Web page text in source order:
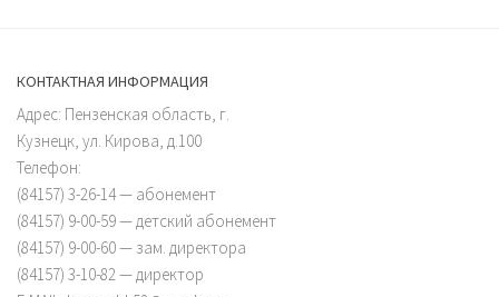
КОНТАКТНАЯ ИНФОРМАЦИЯ
Адрес: Пензенская область, г.
Кузнецк, ул. Кирова, д.100
Телефон:
(84157) 3-26-14 — абонемент
(84157) 9-00-59 — детский абонемент
(84157) 9-00-60 — зам. директора
(84157) 3-10-82 — директор